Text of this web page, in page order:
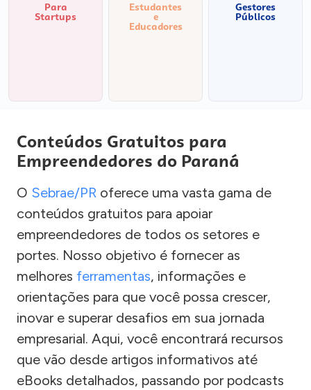
Para
Startups
Estudantes
e
Educadores
Gestores
Públicos
Conteúdos Gratuitos para
Empreendedores do Paraná
O Sebrae/PR oferece uma vasta gama de
conteúdos gratuitos para apoiar
empreendedores de todos os setores e
portes. Nosso objetivo é fornecer as
melhores ferramentas, informações e
orientações para que você possa crescer,
inovar e superar desafios em sua jornada
empresarial. Aqui, você encontrará recursos
que vão desde artigos informativos até
eBooks detalhados, passando por podcasts